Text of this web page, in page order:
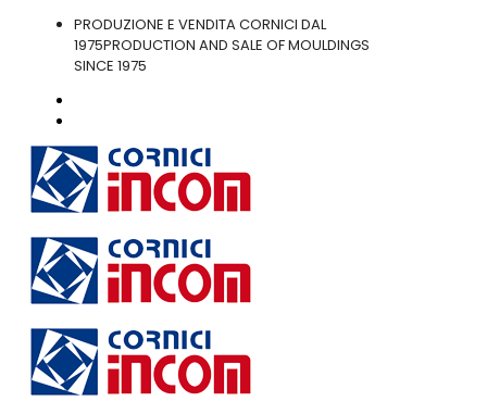
PRODUZIONE E VENDITA CORNICI DAL
1975PRODUCTION AND SALE OF MOULDINGS
SINCE 1975